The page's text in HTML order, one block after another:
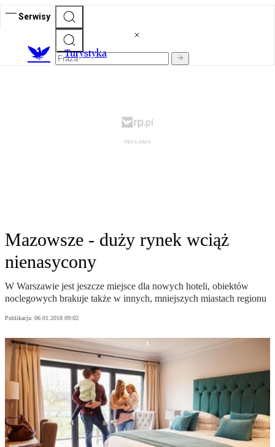
Serwisy
Turystyka
Mazowsze - duży rynek wciąż
nienasycony
W Warszawie jest jeszcze miejsce dla nowych hoteli, obiektów
noclegowych brakuje także w innych, mniejszych miastach regionu
Publikacja: 06.01.2018 09:02